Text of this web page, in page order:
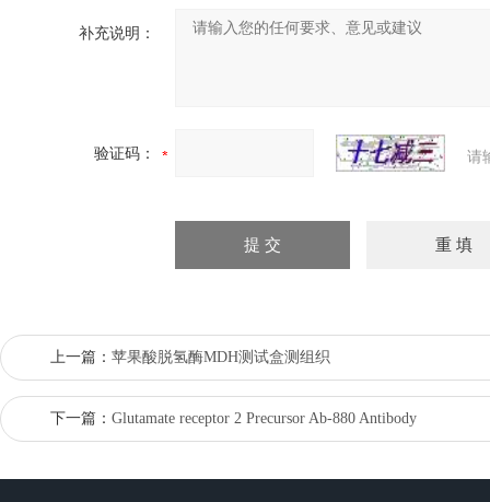
补充说明：
验证码： 请
上一篇： 苹果酸脱氢酶MDH测试盒测组织
下一篇： Glutamate receptor 2 Precursor Ab-880 Antibody